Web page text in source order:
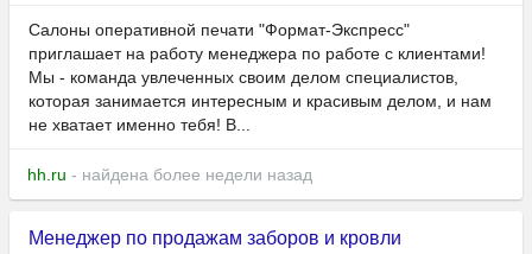
Салоны оперативной печати "Формат-Экспресс"
приглашает на работу менеджера по работе с клиентами!
Мы - команда увлеченных своим делом специалистов,
которая занимается интересным и красивым делом, и нам
не хватает именно тебя! В...
hh.ru - найдена более недели назад
Менеджер по продажам заборов и кровли